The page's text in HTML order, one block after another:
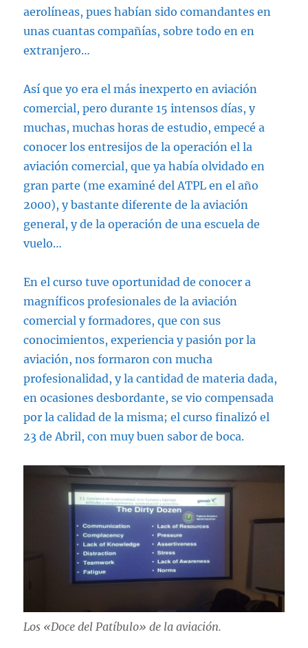
aerolíneas, pues habían sido comandantes en
unas cuantas compañías, sobre todo en en
extranjero…
Así que yo era el más inexperto en aviación
comercial, pero durante 15 intensos días, y
muchas, muchas horas de estudio, empecé a
conocer los entresijos de la operación el la
aviación comercial, que ya había olvidado en
gran parte (me examiné del ATPL en el año
2000), y bastante diferente de la aviación
general, y de la operación de una escuela de
vuelo…
En el curso tuve oportunidad de conocer a
magníficos profesionales de la aviación
comercial y formadores, que con sus
conocimientos, experiencia y pasión por la
aviación, nos formaron con mucha
profesionalidad, y la cantidad de materia dada,
en ocasiones desbordante, se vio compensada
por la calidad de la misma; el curso finalizó el
23 de Abril, con muy buen sabor de boca.
Los «Doce del Patíbulo» de la aviación.